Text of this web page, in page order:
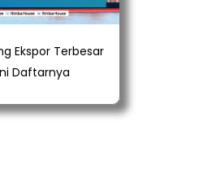
Ekspor Terbesar
Daftarnya